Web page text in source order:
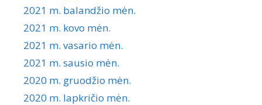
2021 m. balandžio mėn.
2021 m. kovo mėn.
2021 m. vasario mėn.
2021 m. sausio mėn.
2020 m. gruodžio mėn.
2020 m. lapkričio mėn.